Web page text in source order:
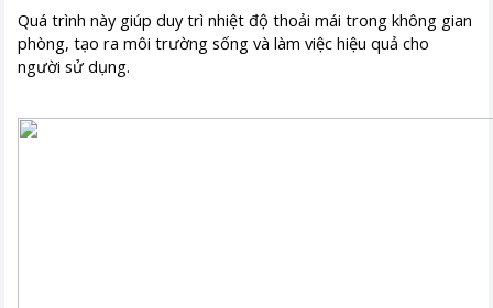
Quá trình này giúp duy trì nhiệt độ thoải mái trong không gian
phòng, tạo ra môi trường sống và làm việc hiệu quả cho
người sử dụng.